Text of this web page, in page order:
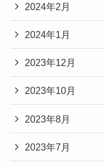
2024年2月
2024年1月
2023年12月
2023年10月
2023年8月
2023年7月